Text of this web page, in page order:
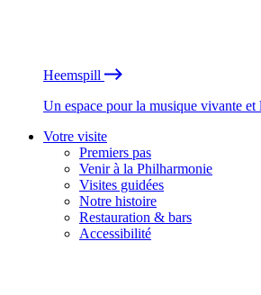
Heemspill
Un espace pour la musique vivante et
Votre visite
Premiers pas
Venir à la Philharmonie
Visites guidées
Notre histoire
Restauration & bars
Accessibilité